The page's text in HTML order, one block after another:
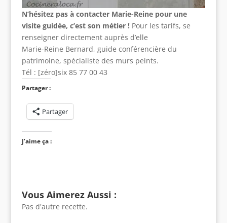
N’hésitez pas à contacter Marie-Reine pour une
visite guidée, c’est son métier !Pour les tarifs, se
renseigner directement auprès d’elle
Marie-Reine Bernard, guide conférencière du
patrimoine, spécialiste des murs peints.
Tél : [zéro]six 85 77 00 43
Partager :
Partager
J’aime ça :
Vous Aimerez Aussi :
Pas d'autre recette.